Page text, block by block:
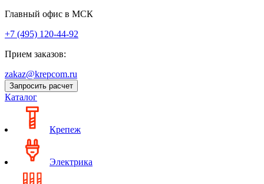
Главный офис в МСК
+7 (495) 120-44-92
Прием заказов:
zakaz@krepcom.ru
Запросить расчет
Каталог
Крепеж
Электрика